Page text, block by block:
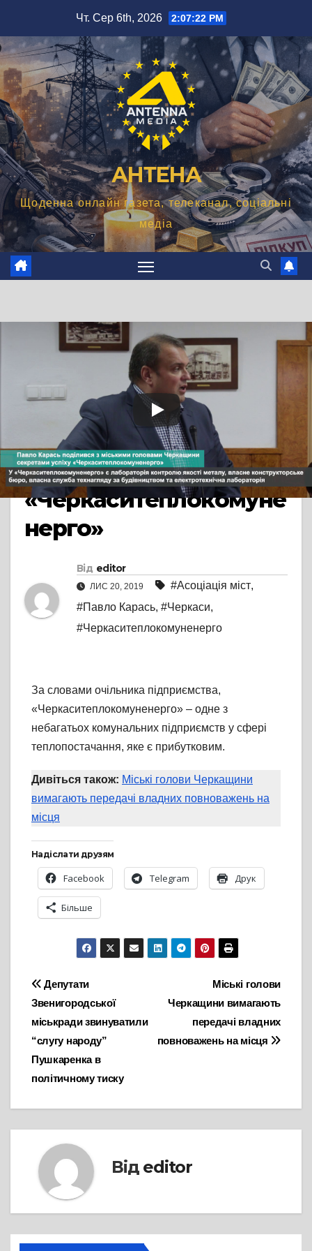
вмісту
Чт. Сер 6th, 2026 2:07:24 PM
АНТЕНА
Щоденна онлайн газета, телеканал, соціальні
медіа
TV СЮЖЕТ ПРЯМА МОВА
Павло Карась
поділився з міськими
головами Черкащини
секретами успіху
«Черкаситеплокомуне
нерго»
Від editor
ЛИС 20, 2019 #Асоціація міст,
#Павло Карась, #Черкаси,
#Черкаситеплокомуненерго
За словами очільника підприємства,
«Черкаситеплокомуненерго» – одне з
небагатьох комунальних підприємств у сфері
теплопостачання, яке є прибутковим.
Дивіться також: Міські голови Черкащини
вимагають передачі владних повноважень на
місця
Надіслати друзям
Facebook Telegram Друк
Більше
Навігація
записів
Міські голови
Черкащини вимагають
передачі владних
повноважень на місця
Депутати
Звенигородської
міськради звинуватили
“слугу народу”
Пушкаренка в
політичному тиску
Від editor